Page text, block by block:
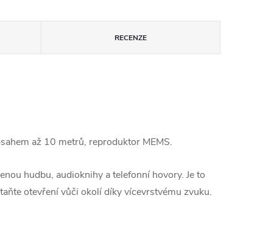
RECENZE
až 10 metrů, reproduktor MEMS.
hudbu, audioknihy a telefonní hovory. Je to
otevření vůči okolí díky vícevrstvému zvuku.